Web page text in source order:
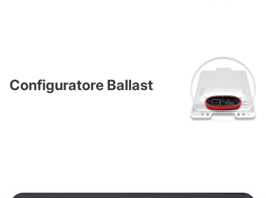
Configuratore Ballast